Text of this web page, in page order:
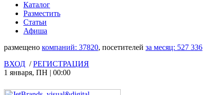
Каталог
Разместить
Статьи
Афиша
размещено компаний: 37820, посетителей за месяц: 527 336
ВХОД /РЕГИСТРАЦИЯ
1 января, ПН | 00:00